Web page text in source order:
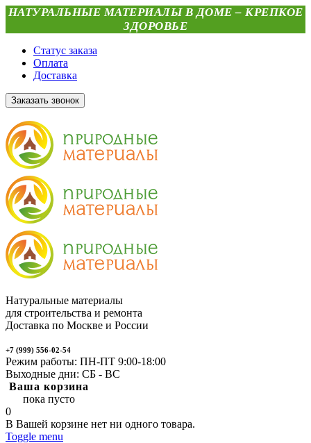
НАТУРАЛЬНЫЕ МАТЕРИАЛЫ В ДОМЕ – КРЕПКОЕ
ЗДОРОВЬЕ
Статус заказа
Оплата
Доставка
Заказать звонок
Натуральные материалы
для строительства и ремонта
Доставка по Москве и России
+7 (999) 556-02-54
Режим работы: ПН-ПТ 9:00-18:00
Выходные дни: СБ - ВС
Ваша корзина
пока пусто
0
В Вашей корзине нет ни одного товара.
Toggle menu